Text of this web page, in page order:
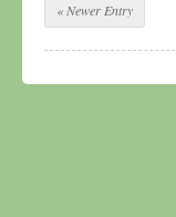
« Newer Entry